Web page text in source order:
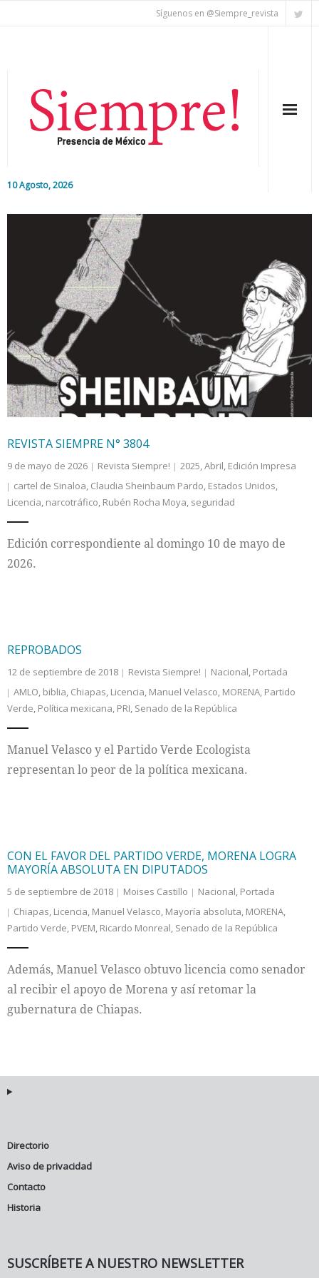
Síguenos en @Siempre_revista
10 Agosto, 2026
Nacional
Colaboradores
Internacional
Cultura
REVISTA SIEMPRE N° 3804
9 de mayo de 2026 Revista Siempre! 2025,Abril, Edición Impresa
cartel de Sinaloa, Claudia Sheinbaum Pardo, Estados Unidos,
Licencia, narcotráfico, Rubén Rocha Moya, seguridad
Edición correspondiente al domingo 10 de mayo de
2026.
REPROBADOS
12 de septiembre de 2018 Revista Siempre! Nacional, Portada
AMLO, biblia, Chiapas, Licencia, Manuel Velasco, MORENA, Partido
Verde, Política mexicana, PRI, Senado de la República
Manuel Velasco y el Partido Verde Ecologista
representan lo peor de la política mexicana.
CON EL FAVOR DEL PARTIDO VERDE, MORENA LOGRA
MAYORÍA ABSOLUTA EN DIPUTADOS
5 de septiembre de 2018 Moises Castillo Nacional, Portada
Chiapas, Licencia, Manuel Velasco, Mayoría absoluta, MORENA,
Partido Verde, PVEM, Ricardo Monreal, Senado de la República
Además, Manuel Velasco obtuvo licencia como senador
al recibir el apoyo de Morena y así retomar la
gubernatura de Chiapas.
Directorio
Aviso de privacidad
Contacto
Historia
SUSCRÍBETE A NUESTRO NEWSLETTER